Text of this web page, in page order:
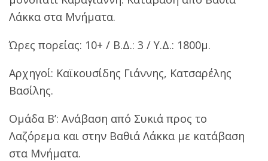
Λάκκα στα Μνήματα.
Ώρες πορείας: 10+ / Β.Δ.: 3 / Υ.Δ.: 1800μ.
Αρχηγοί: Καϊκουσίδης Γιάννης, Κατσαρέλης
Βασίλης.
Ομάδα Β’: Ανάβαση από Συκιά προς το
Λαζόρεμα και στην Βαθιά Λάκκα με κατάβαση
στα Μνήματα.